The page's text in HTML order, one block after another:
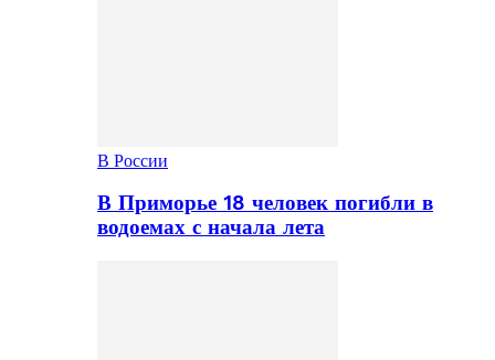
В России
В Приморье 18 человек погибли в
водоемах с начала лета